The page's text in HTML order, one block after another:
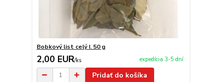
Bobkový list celý I. 50 g
2,00 EUR/ks expedícia 3-5 dní
Pridať do košíka